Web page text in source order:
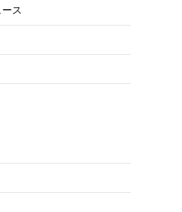
ス